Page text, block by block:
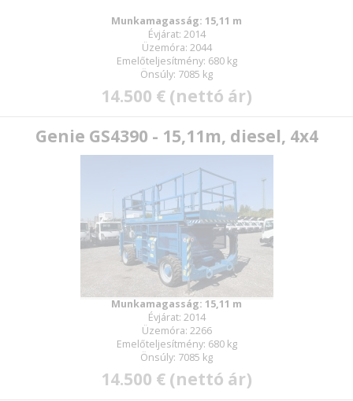
Munkamagasság: 15,11 m
Évjárat: 2014
Üzemóra: 2044
Emelőteljesítmény: 680 kg
Önsúly: 7085 kg
14.500 € (nettó ár)
Genie GS4390 - 15,11m, diesel, 4x4
Munkamagasság: 15,11 m
Évjárat: 2014
Üzemóra: 2266
Emelőteljesítmény: 680 kg
Önsúly: 7085 kg
14.500 € (nettó ár)